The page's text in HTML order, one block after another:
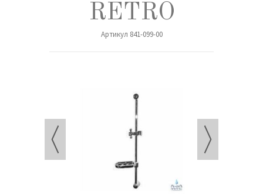
RETRO
Артикул 841-099-00